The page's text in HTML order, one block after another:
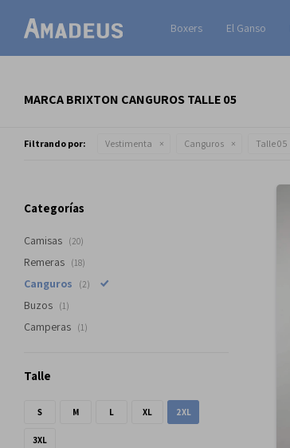
Boxers El Ganso
MARCA BRIXTON CANGUROS TALLE 05
Filtrando por: Vestimenta Canguros Talle 05
Categorías
Camisas (20)
Remeras (18)
Canguros (2)
Buzos (1)
Camperas (1)
Talle
S M L XL 2XL
3XL